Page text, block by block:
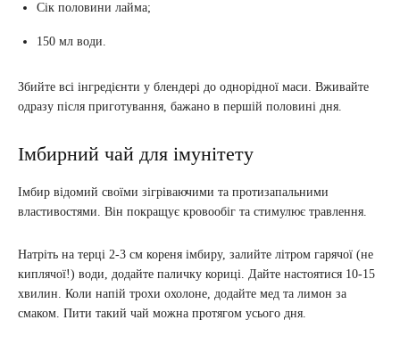
Сік половини лайма;
150 мл води.
Збийте всі інгредієнти у блендері до однорідної маси. Вживайте
одразу після приготування, бажано в першій половині дня.
Імбирний чай для імунітету
Імбир відомий своїми зігріваючими та протизапальними
властивостями. Він покращує кровообіг та стимулює травлення.
Натріть на терці 2-3 см кореня імбиру, залийте літром гарячої (не
киплячої!) води, додайте паличку кориці. Дайте настоятися 10-15
хвилин. Коли напій трохи охолоне, додайте мед та лимон за
смаком. Пити такий чай можна протягом усього дня.